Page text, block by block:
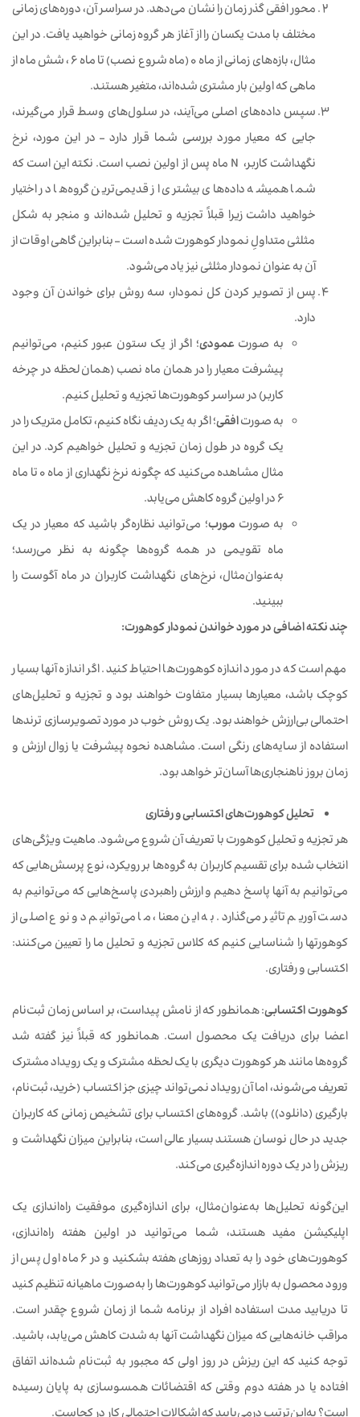
محور افقی گذر زمان را نشان می‌دهد. در سراسر آن، دوره‌های زمانی
مختلف با مدت یکسان را از آغاز هر گروه زمانی خواهید یافت. در این
مثال، بازه‌های زمانی از ماه 0 (ماه شروع نصب) تا ماه 6 ، شش ماه از
ماهی که اولین بار مشتری شده‌اند، متغیر هستند.
سپس داده‌های اصلی می‌آیند، در سلول‌های وسط قرار می‌گیرند،
جایی که معیار مورد بررسی شما قرار دارد – در این مورد، نرخ
نگهداشت کاربر، N ماه پس از اولین نصب است. نکته این است که
شما همیشه داده‌های بیشتری از قدیمی‌ترین گروه‌ها در اختیار
خواهید داشت زیرا قبلاً تجزیه و تحلیل شده‌اند و منجر به شکل
مثلثی متداولِ نمودار کوهورت شده است – بنابراین گاهی اوقات از
آن به عنوان نمودار مثلثی نیز یاد می‌شود.
پس از تصویر کردن کل نمودار، سه روش برای خواندن آن وجود
دارد.
به صورت عمودی؛ اگر از یک ستون عبور کنیم، می‌توانیم
پیشرفت معیار را در همان ماه نصب (همان لحظه در چرخه
کاربر) در سراسر کوهورت‌ها تجزیه و تحلیل کنیم.
به صورتافقی؛ اگر به یک ردیف نگاه کنیم، تکامل متریک را در
یک گروه در طول زمان تجزیه و تحلیل خواهیم کرد. در این
مثال مشاهده می‌کنید که چگونه نرخ نگهداری از ماه 0 تا ماه
6 در اولین گروه کاهش می‌یابد.
به صورت مورب؛ می‌توانید نظاره‌گر باشید که معیار در یک
ماه تقویمی در همه گروه‌ها چگونه به نظر می‌رسد؛
به‌عنوان‌مثال، نرخ‌های نگهداشت کاربران در ماه آگوست را
ببینید.
چند نکته اضافی در مورد خواندن نمودار کوهورت:
مهم است که در مورد اندازه کوهورت‌ها احتیاط کنید. اگر اندازه آنها بسیار
کوچک باشد، معیارها بسیار متفاوت خواهند بود و تجزیه و تحلیل‌های
احتمالی بی‌ارزش خواهند بود. یک روش خوب در مورد تصویرسازی ترندها
استفاده از سایه‌های رنگی است. مشاهده نحوه پیشرفت یا زوال ارزش و
زمان بروز ناهنجاری‌ها آسان‌تر خواهد بود.
تحلیل کوهورت‌های اکتسابی و رفتاری
هر تجزیه و تحلیل کوهورت با تعریف آن شروع می‌شود. ماهیت ویژگی‌های
انتخاب شده برای تقسیم کاربران به گروه‌ها بر رویکرد، نوع پرسش‌هایی که
می‌توانیم به آنها پاسخ دهیم و ارزش راهبردی پاسخ‌هایی که می‌توانیم به
دست آوریم تأثیر می‌گذارد. به این معنا، ما می‌توانیم دو نوع اصلی از
کوهورت‏ها را شناسایی کنیم که کلاس تجزیه و تحلیل ما را تعیین می‌کنند:
اکتسابی و رفتاری.
کوهورت اکتسابی: همانطور که از نامش پیداست، بر اساس زمان ثبت‌نام
اعضا برای دریافت یک محصول است. همانطور که قبلاً نیز گفته شد
گروه‌ها مانند هر کوهورت دیگری با یک لحظه مشترک و یک رویداد مشترک
تعریف می‌شوند، اما آن رویداد نمی‌تواند چیزی جز اکتساب (خرید، ثبت‌نام،
بارگیری (دانلود)) باشد. گروه‌های اکتساب برای تشخیص زمانی که کاربران
جدید در حال نوسان هستند بسیار عالی است، بنابراین میزان نگهداشت و
ریزش را در یک دوره اندازه‌گیری می‌کند.
این‌گونه تحلیل‌ها به‌عنوان‌مثال، برای اندازه‌گیری موفقیت راه‌اندازی یک
اپلیکیشن مفید هستند، شما می‌توانید در اولین هفته راه‌اندازی،
کوهورت‌های خود را به تعداد روزهای هفته بشکنید و در 6 ماه اول پس از
ورود محصول به بازار می‌توانید کوهورت‌ها را به‌صورت ماهیانه تنظیم کنید
تا دریابید مدت استفاده افراد از برنامه شما از زمان شروع چقدر است.
مراقب خانه‌هایی که میزان نگهداشت آنها به شدت کاهش می‌یابد، باشید.
توجه کنید که این ریزش در روز اولی که مجبور به ثبت‌نام شده‌اند اتفاق
افتاده یا در هفته دوم وقتی که اقتضائات همسوسازی به پایان رسیده